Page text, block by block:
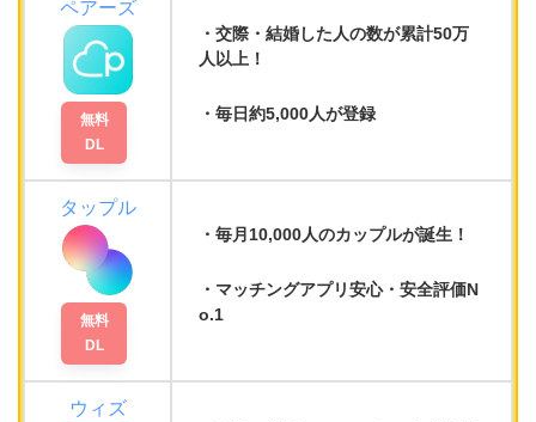
ペアーズ
無料
DL
交際・結婚した人の数が累計50万
人以上！
毎日約5,000人が登録
タップル
無料
DL
毎月10,000人のカップルが誕生！
マッチングアプリ安心・安全評価N
o.1
ウィズ